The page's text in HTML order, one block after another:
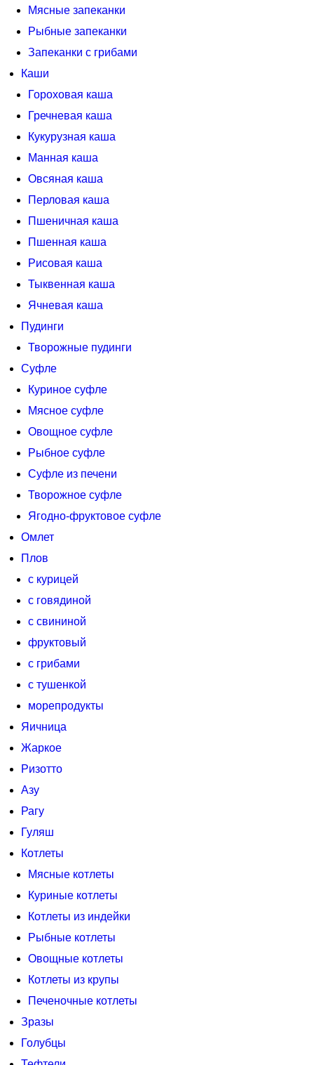
Мясные запеканки
Рыбные запеканки
Запеканки с грибами
Каши
Гороховая каша
Гречневая каша
Кукурузная каша
Манная каша
Овсяная каша
Перловая каша
Пшеничная каша
Пшенная каша
Рисовая каша
Тыквенная каша
Ячневая каша
Пудинги
Творожные пудинги
Суфле
Куриное суфле
Мясное суфле
Овощное суфле
Рыбное суфле
Суфле из печени
Творожное суфле
Ягодно-фруктовое суфле
Омлет
Плов
с курицей
с говядиной
с свининой
фруктовый
с грибами
с тушенкой
морепродукты
Яичница
Жаркое
Ризотто
Азу
Рагу
Гуляш
Котлеты
Мясные котлеты
Куриные котлеты
Котлеты из индейки
Рыбные котлеты
Овощные котлеты
Котлеты из крупы
Печеночные котлеты
Зразы
Голубцы